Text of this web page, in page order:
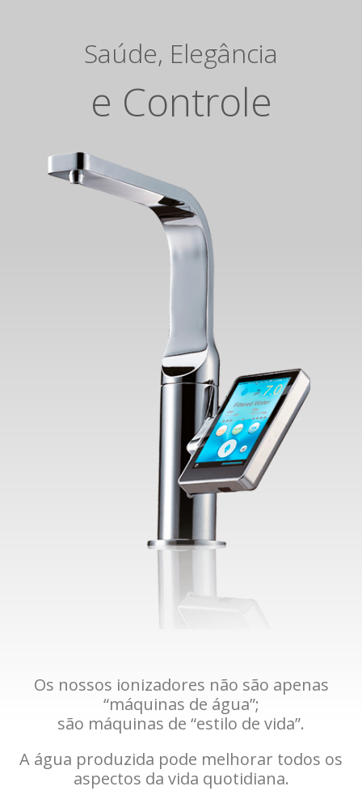
Saúde, Elegância
e Controle
Os nossos ionizadores não são apenas
“máquinas de água”;
são máquinas de “estilo de vida”.
A água produzida pode melhorar todos os
aspectos da vida quotidiana.